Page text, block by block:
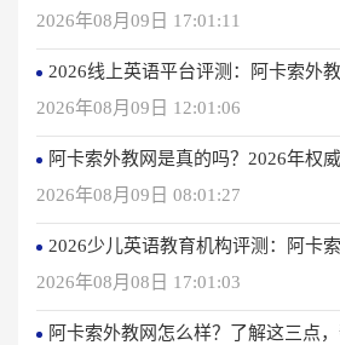
2026年08月09日 17:01:11
2026线上英语平台评测：阿卡索外
2026年08月09日 12:01:06
阿卡索外教网是真的吗？2026年权
2026年08月09日 08:01:27
2026少儿英语教育机构评测：阿卡索如何赢
2026年08月08日 17:01:03
阿卡索外教网怎么样？了解这三点，帮助